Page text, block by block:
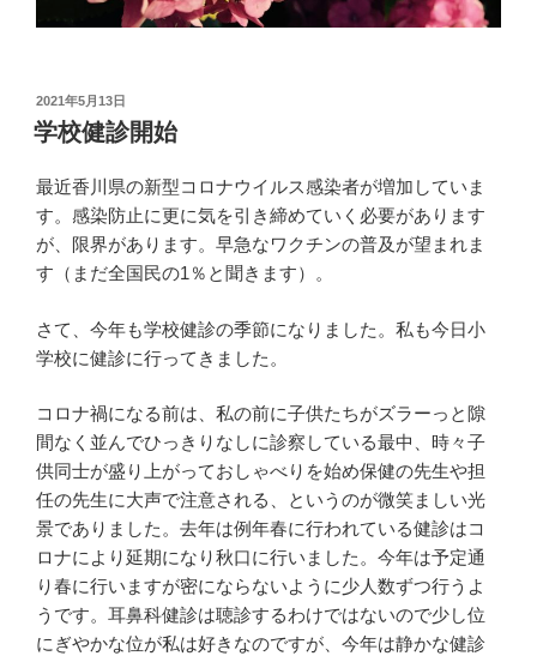
投
稿
日:
2021年5月13日
学校健診開始
最近香川県の新型コロナウイルス感染者が増加していま
す。感染防止に更に気を引き締めていく必要があります
が、限界があります。早急なワクチンの普及が望まれま
す（まだ全国民の1％と聞きます）。
さて、今年も学校健診の季節になりました。私も今日小
学校に健診に行ってきました。
コロナ禍になる前は、私の前に子供たちがズラーっと隙
間なく並んでひっきりなしに診察している最中、時々子
供同士が盛り上がっておしゃべりを始め保健の先生や担
任の先生に大声で注意される、というのが微笑ましい光
景でありました。去年は例年春に行われている健診はコ
ロナにより延期になり秋口に行いました。今年は予定通
り春に行いますが密にならないように少人数ずつ行うよ
うです。耳鼻科健診は聴診するわけではないので少し位
にぎやかな位が私は好きなのですが、今年は静かな健診